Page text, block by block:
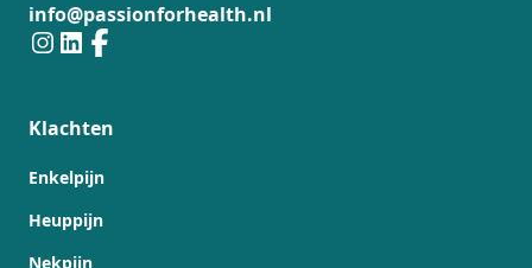
info@passionforhealth.nl
Klachten
Enkelpijn
Heuppijn
Nekpijn